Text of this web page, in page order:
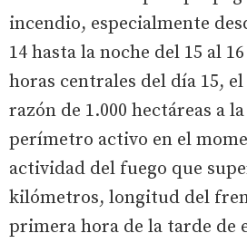
incendio, especialmente
14 hasta la noche del 15 al
horas centrales del día 15,
razón de 1.000 hectáreas a
perímetro activo en el
actividad del fuego que
kilómetros, longitud del
primera hora de la tarde de